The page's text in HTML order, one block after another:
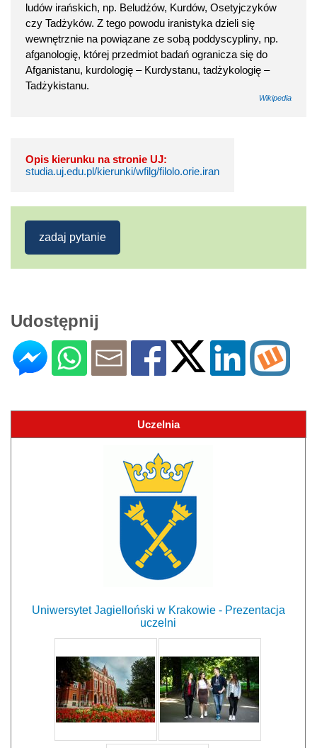
ludów irańskich, np. Beludżów, Kurdów, Osetyjczyków
czy Tadżyków. Z tego powodu iranistyka dzieli się
wewnętrznie na powiązane ze sobą poddyscypliny, np.
afganologię, której przedmiot badań ogranicza się do
Afganistanu, kurdologię – Kurdystanu, tadżykologię –
Tadżykistanu.
Wikipedia
Opis kierunku na stronie UJ:
studia.uj.edu.pl/kierunki/wfilg/filolo.orie.iran
zadaj pytanie
Udostępnij
Uczelnia
Uniwersytet Jagielloński w Krakowie - Prezentacja
uczelni